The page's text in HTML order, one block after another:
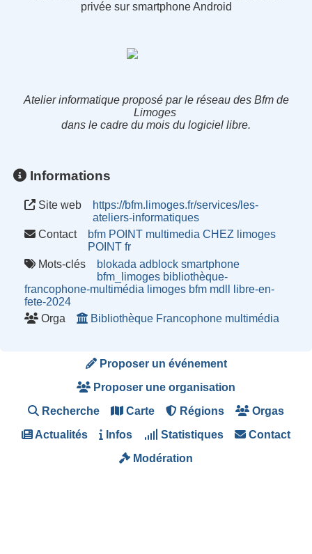
privée sur smartphone Android
Atelier informatique proposé par le réseau des Bfm de
Limoges
dans le cadre du mois du logiciel libre.
Informations
Site web
https://bfm.limoges.fr/services/les-
ateliers-informatiques
Contact
bfm POINT multimedia CHEZ limoges
POINT fr
Mots-clés
blokada adblock smartphone
bfm_limoges bibliothèque-
francophone-multimédia limoges bfm mdll
libre-en-
fete-2024
Orga
Bibliothèque Francophone multimédia
Proposer un événement
Proposer une organisation
Recherche Carte Régions Orgas
Actualités Infos Statistiques Contact
Modération